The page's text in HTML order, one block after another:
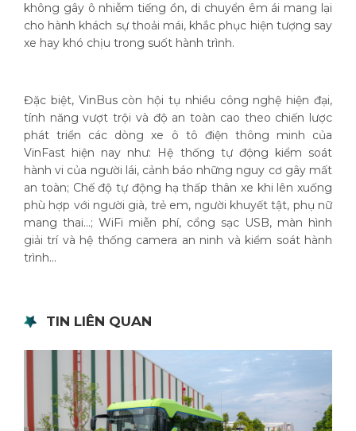
không gây ô nhiễm tiếng ồn, di chuyển êm ái mang lại
cho hành khách sự thoải mái, khắc phục hiện tượng say
xe hay khó chịu trong suốt hành trình.
Đặc biệt, VinBus còn hội tụ nhiều công nghệ hiện đại,
tính năng vượt trội và độ an toàn cao theo chiến lược
phát triển các dòng xe ô tô điện thông minh của
VinFast hiện nay như: Hệ thống tự động kiểm soát
hành vi của người lái, cảnh báo những nguy cơ gây mất
an toàn; Chế độ tự động hạ thấp thân xe khi lên xuống
phù hợp với người già, trẻ em, người khuyết tật, phụ nữ
mang thai…; WiFi miễn phí, cổng sạc USB, màn hình
giải trí và hệ thống camera an ninh và kiểm soát hành
trình...
TIN LIÊN QUAN